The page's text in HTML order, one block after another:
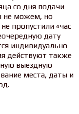
со дня подачи
не можем, но
пропустили «час
дату
индивидуально
действуют также
выездную
места, даты и